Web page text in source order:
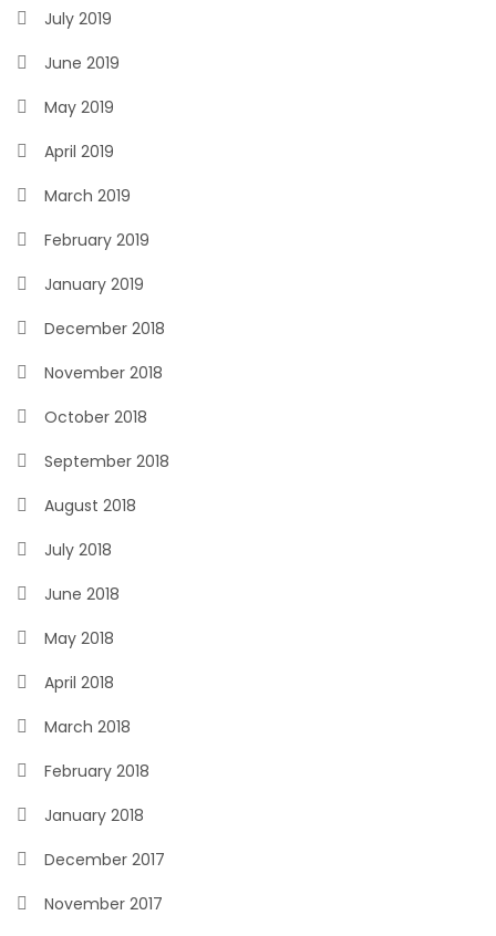
July 2019
June 2019
May 2019
April 2019
March 2019
February 2019
January 2019
December 2018
November 2018
October 2018
September 2018
August 2018
July 2018
June 2018
May 2018
April 2018
March 2018
February 2018
January 2018
December 2017
November 2017